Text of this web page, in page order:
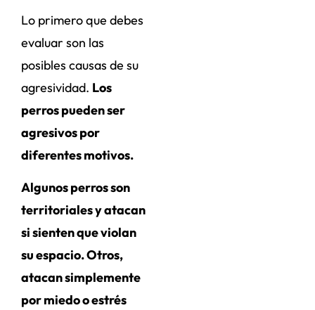
Lo primero que debes
evaluar son las
posibles causas de su
agresividad. Los
perros pueden ser
agresivos por
diferentes motivos.
Algunos perros son
territoriales y atacan
si sienten que violan
su espacio. Otros,
atacan simplemente
por miedo o estrés